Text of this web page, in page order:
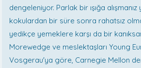
dengeleniyor. Parlak bir ışığa
kokulardan bir süre sonra rahatsız
yedikçe yemeklere karşı da bir
Morewedge ve meslektaşları Young
Vosgerau'ya göre, Carnegie Mellon